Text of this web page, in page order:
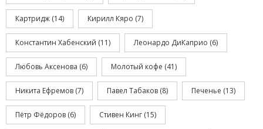
Картридж (14) Кирилл Кяро (7)
Константин Хабенский (11) Леонардо ДиКаприо (6)
Любовь Аксенова (6) Молотый кофе (41)
Никита Ефремов (7) Павел Табаков (8) Печенье (13)
Пётр Фёдоров (6) Стивен Кинг (15)